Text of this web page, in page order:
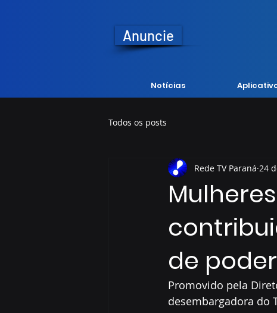
Anuncie
Notícias
Todos os posts
de poder
Rede TV Paraná 24
Promovido pela
desembargadora do